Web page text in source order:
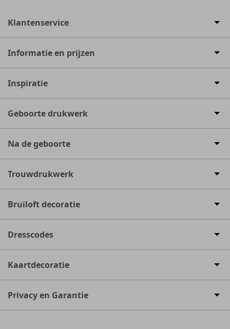
Klantenservice
Informatie en prijzen
Inspiratie
Geboorte drukwerk
Na de geboorte
Trouwdrukwerk
Bruiloft decoratie
Dresscodes
Kaartdecoratie
Privacy en Garantie